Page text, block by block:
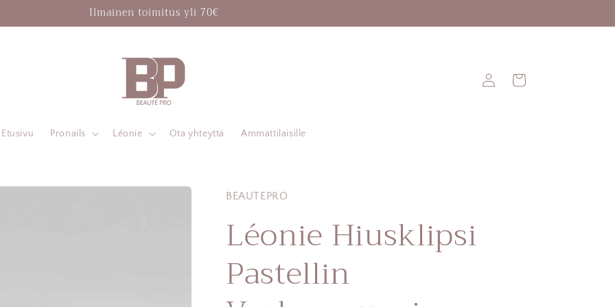
Ilmainen toimitus yli 70€
Etusivu Pronails Léonie Ota yhteyttä Ammattilaisille
sisään
Ostoskori
BEAUTEPRO
Léonie Hiusklipsi
Pastellin